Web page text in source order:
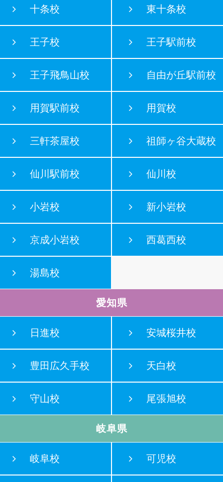
十条校 東十条校
王子校 王子駅前校
王子飛鳥山校 自由が丘駅前校
用賀駅前校 用賀校
三軒茶屋校 祖師ヶ谷大蔵校
仙川駅前校 仙川校
小岩校 新小岩校
京成小岩校 西葛西校
湯島校
愛知県
日進校 安城桜井校
豊田広久手校 天白校
守山校 尾張旭校
岐阜県
岐阜校 可児校